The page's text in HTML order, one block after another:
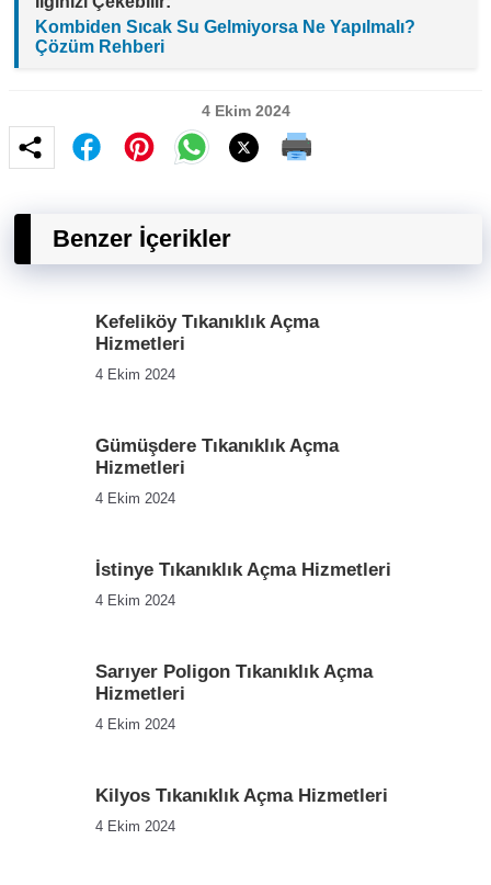
Kombiden Sıcak Su Gelmiyorsa Ne Yapılmalı?
Çözüm Rehberi
4 Ekim 2024
Benzer İçerikler
Kefeliköy Tıkanıklık Açma
Hizmetleri
4 Ekim 2024
Gümüşdere Tıkanıklık Açma
Hizmetleri
4 Ekim 2024
İstinye Tıkanıklık Açma Hizmetleri
4 Ekim 2024
Sarıyer Poligon Tıkanıklık Açma
Hizmetleri
4 Ekim 2024
Kilyos Tıkanıklık Açma Hizmetleri
4 Ekim 2024